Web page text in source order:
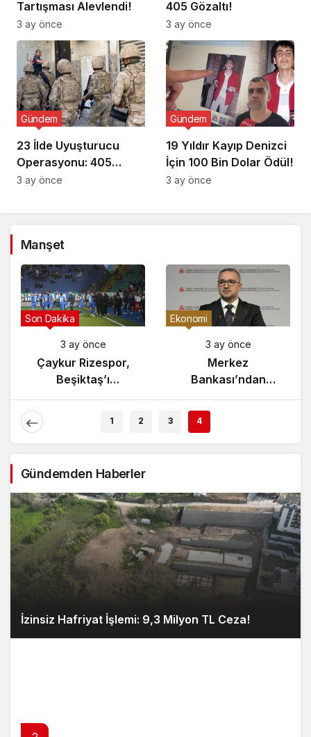
Tartışması Alevlendi!
3 ay önce
405 Gözaltı!
3 ay önce
23 İlde Uyuşturucu
Operasyonu: 405
Gözaltı!
Gündem
3 ay önce
19 Yıldır Kayıp Denizci
İçin 100 Bin Dolar Ödül!
Gündem
3 ay önce
Manşet
Son Dakika
Çaykur Rizespor,
Ağırlıyor!
Ekonomi
Enflasyon
1 2 3 4
Gündemden Haberler
İzinsiz Hafriyat İşlemi: 9,3 Milyon TL Ceza!